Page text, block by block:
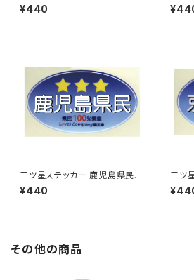
ルー)
¥440 ルー)
三ツ星ステッカー 鹿児島県民
(ブルー)
¥440
三ツ
ルー)
その他の商品